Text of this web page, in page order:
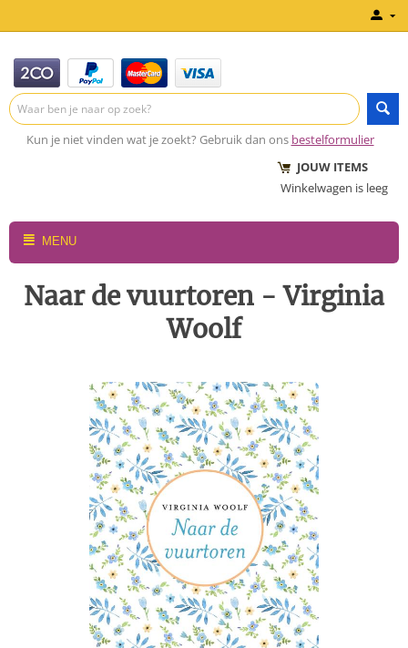
Kun je niet vinden wat je zoekt? Gebruik dan ons bestelformulier
JOUW ITEMS
Winkelwagen is leeg
MENU
Naar de vuurtoren - Virginia
Woolf